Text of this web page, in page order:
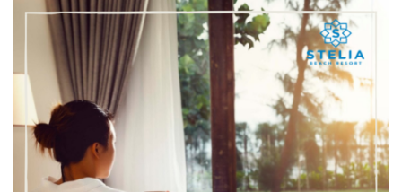
Trang chủ
Về chúng tôi
Ẩm thực
Tin tức